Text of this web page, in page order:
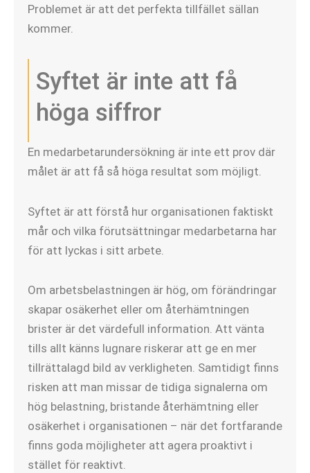
Problemet är att det perfekta tillfället sällan
kommer.
Syftet är inte att få
höga siffror
En medarbetarundersökning är inte ett prov där
målet är att få så höga resultat som möjligt.
Syftet är att förstå hur organisationen faktiskt
mår och vilka förutsättningar medarbetarna har
för att lyckas i sitt arbete.
Om arbetsbelastningen är hög, om förändringar
skapar osäkerhet eller om återhämtningen
brister är det värdefull information. Att vänta
tills allt känns lugnare riskerar att ge en mer
tillrättalagd bild av verkligheten. Samtidigt finns
risken att man missar de tidiga signalerna om
hög belastning, bristande återhämtning eller
osäkerhet i organisationen – när det fortfarande
finns goda möjligheter att agera proaktivt i
stället för reaktivt.